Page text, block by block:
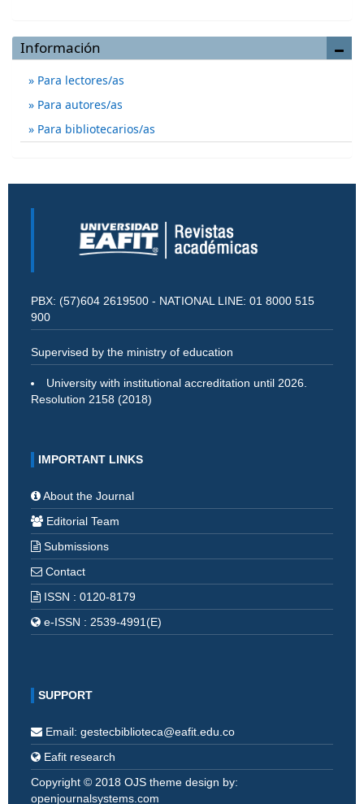
Información
Para lectores/as
Para autores/as
Para bibliotecarios/as
PBX: (57)604 2619500 - NATIONAL LINE: 01 8000 515
900
Supervised by the ministry of education
University with institutional accreditation until 2026.
Resolution 2158 (2018)
IMPORTANT LINKS
About the Journal
Editorial Team
Submissions
Contact
ISSN : 0120-8179
e-ISSN : 2539-4991(E)
SUPPORT
Email: gestecbiblioteca@eafit.edu.co
Eafit research
Copyright © 2018 OJS theme design by:
openjournalsystems.com